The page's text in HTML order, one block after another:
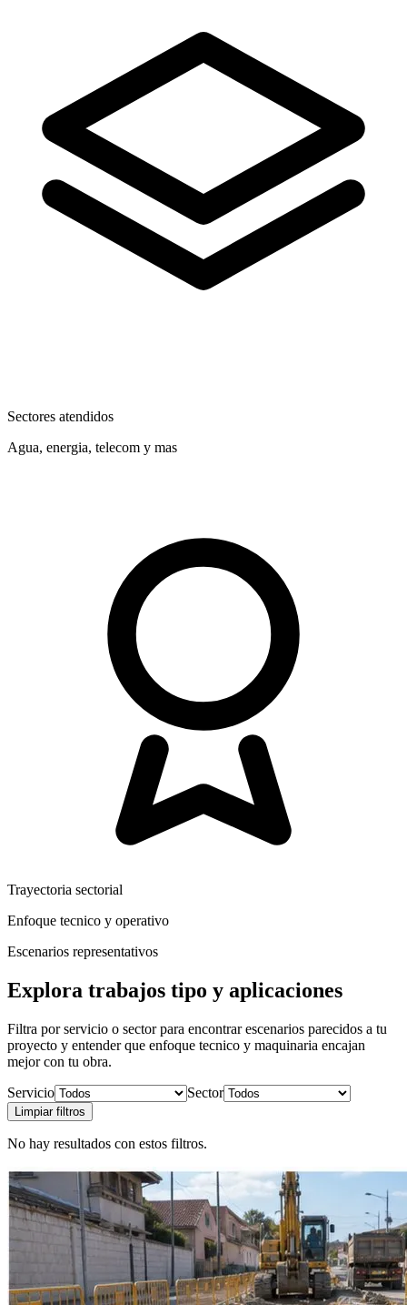
Sectores atendidos
Agua, energia, telecom y mas
Trayectoria sectorial
Enfoque tecnico y operativo
Escenarios representativos
Explora trabajos tipo y aplicaciones
Filtra por servicio o sector para encontrar escenarios parecidos a tu
proyecto y entender que enfoque tecnico y maquinaria encajan
mejor con tu obra.
Servicio
Sector
Limpiar filtros
No hay resultados con estos filtros.